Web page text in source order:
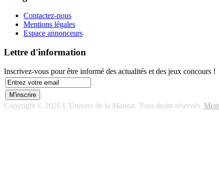
Contactez-nous
Mentions légales
Espace annonceurs
Lettre d'information
Inscrivez-vous pour être informé des actualités et des jeux concours !
Copyright © 2026 L'Univers de la Maison. Tous droits réservés.